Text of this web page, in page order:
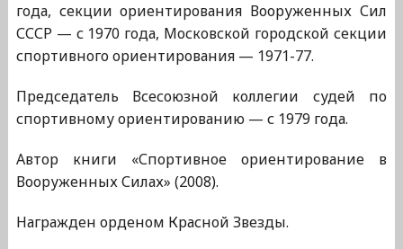
года, секции ориентирования Вооруженных Сил
СССР — с 1970 года, Московской городской секции
спортивного ориентирования — 1971-77.
Председатель Всесоюзной коллегии судей по
спортивному ориентированию — с 1979 года.
Автор книги «Спортивное ориентирование в
Вооруженных Силах» (2008).
Награжден орденом Красной Звезды.